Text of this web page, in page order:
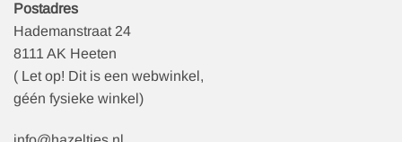
Postadres
Hademanstraat 24
8111 AK Heeten
( Let op! Dit is een webwinkel,
géén fysieke winkel)